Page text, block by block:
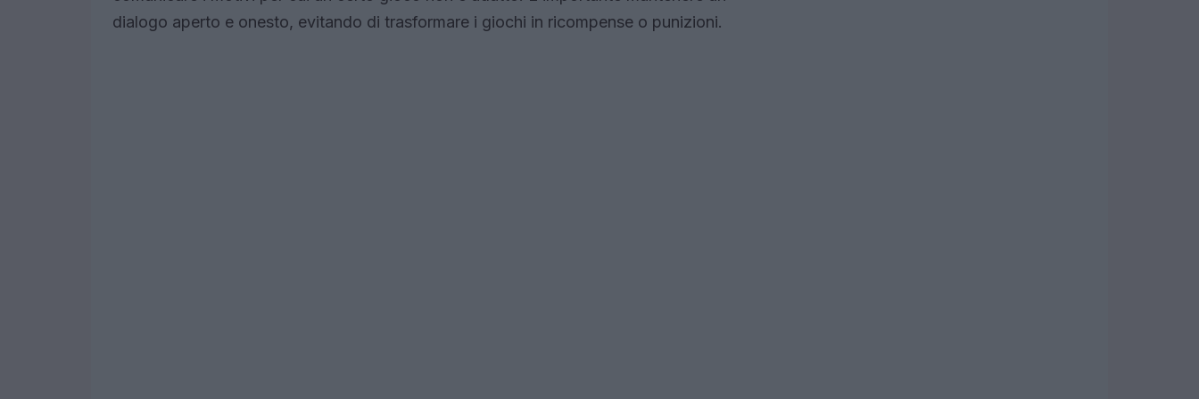
dialogo aperto e onesto, evitando di trasformare i giochi in ricompense o punizioni.